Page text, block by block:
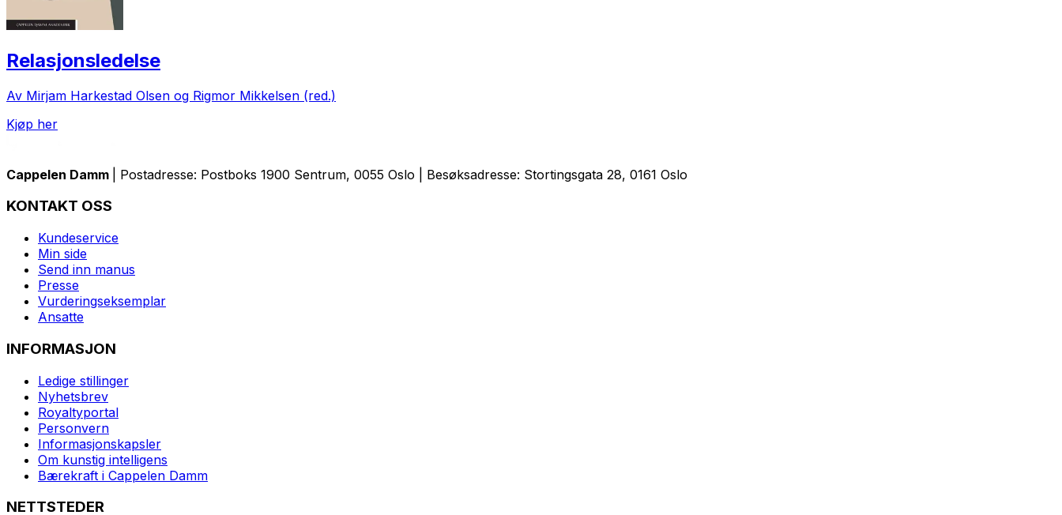
Relasjonsledelse
Av Mirjam Harkestad Olsen og Rigmor Mikkelsen (red.)
Kjøp her
Cappelen Damm | Postadresse: Postboks 1900 Sentrum, 0055 Oslo | Besøksadresse: Stortingsgata 28, 0161 Oslo
KONTAKT OSS
Kundeservice
Min side
Send inn manus
Presse
Vurderingseksemplar
Ansatte
INFORMASJON
Ledige stillinger
Nyhetsbrev
Royaltyportal
Personvern
Informasjonskapsler
Om kunstig intelligens
Bærekraft i Cappelen Damm
NETTSTEDER